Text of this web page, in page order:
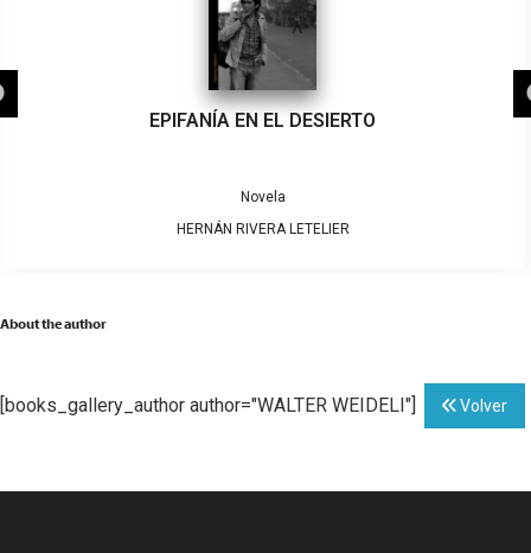
EPIFANÍA EN EL DESIERTO
Novela
HERNÁN RIVERA LETELIER
About the author
[books_gallery_author author="WALTER WEIDELI"] Volver